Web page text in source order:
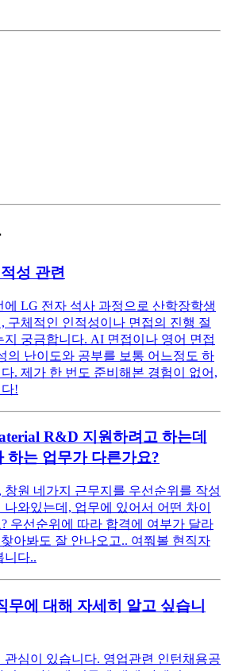
성 관련
에 LG 전자 석사 과정으로 산학장학생
구체적인 인적성이나 면접의 진행 절
지 궁금합니다. AI 면접이나 영어 면접
의 난이도와 공부를 보통 어느정도 하
. 제가 한 번도 준비해본 경험이 없어,
!
R&D 지원하려고 하는데
하는 업무가 다른가요?
창원 네가지 근무지를 우선순위를 작성
와있는데, 업무에 있어서 어떤 차이
우선순위에 따라 합격에 여부가 달라
아봐도 잘 안나오고.. 여쭤볼 현직자
니다..
무에 대해 자세히 알고 싶습니
관심이 있습니다. 영업관련 인턴채용공